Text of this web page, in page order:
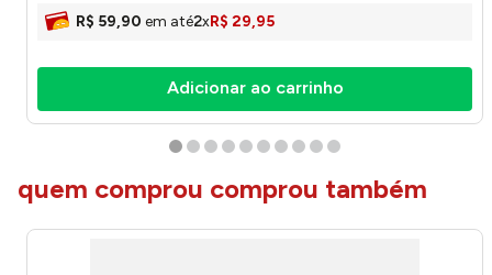
R$ 59,90 em até2xR$ 29,95
Adicionar ao carrinho
quem comprou comprou também